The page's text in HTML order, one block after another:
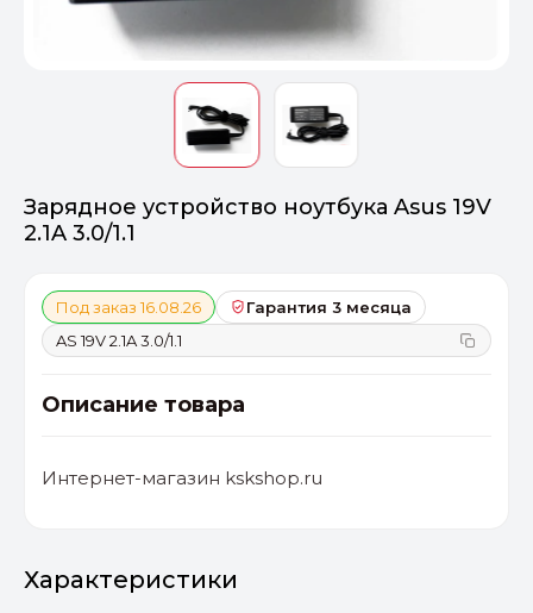
Зарядное устройство ноутбука Asus 19V
2.1A 3.0/1.1
Под заказ 16.08.26
Гарантия 3 месяца
AS 19V 2.1A 3.0/1.1
Описание товара
Интернет-магазин kskshop.ru
Характеристики